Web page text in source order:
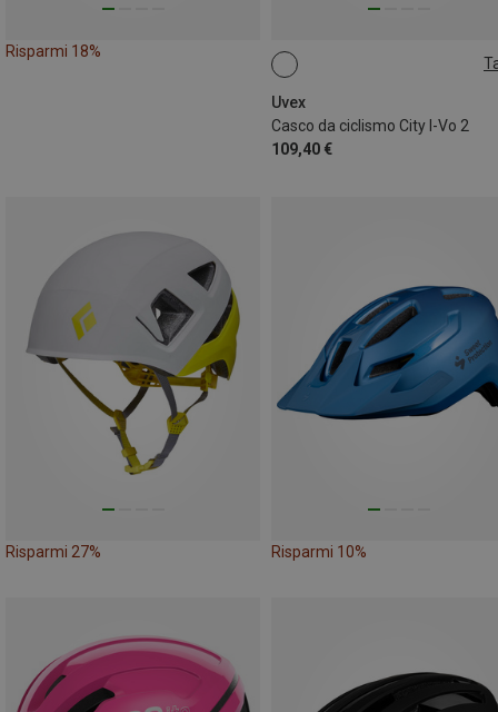
Risparmi 18%
Uvex
Casco da ciclismo City I-Vo 2
109,40 €
56-60CM
Risparmi 27% Risparmi 10%